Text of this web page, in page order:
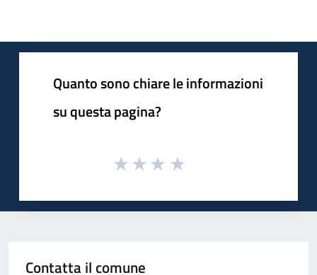
Quanto sono chiare le informazioni
su questa pagina?
Contatta il comune